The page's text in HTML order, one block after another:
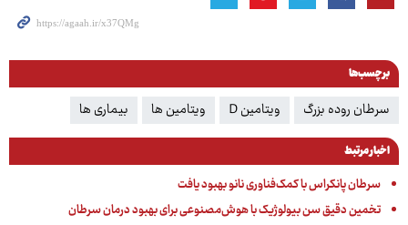
برچسب‌ها
سرطان روده بزرگ ویتامین D ویتامین ها بیماری ها
اخبار مرتبط
سرطان پانکراس با کمک‌فناوری نانو بهبود یافت
تخمین دقیق سن بیولوژیک با هوش‌مصنوعی برای بهبود درمان سرطان